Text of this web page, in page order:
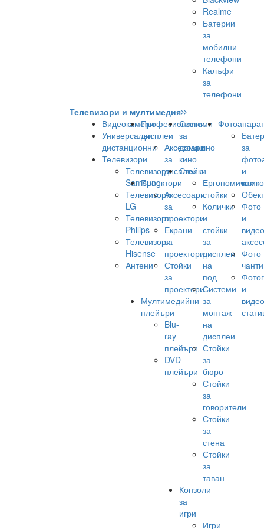
Realme
Батерии
за
мобилни
телефони
Калъфи
за
телефони
Телевизори и мултимедия
Видеокамери
Универсални
дистанционни
Телевизори
Телевизори
Samsung
Телевизори
LG
Телевизори
Philips
Телевизори
Hisense
Антени
Професионални
дисплеи
Аксесоари
за
дисплеи
Проектори
Аксесоари
за
проектори
Екрани
за
проектори
Стойки
за
проектори
Мултимедийни
плейъри
Blu-
ray
плейъри
DVD
плейъри
Системи
за
домашно
кино
Стойки
Ергономични
стойки
Колички
и
стойки
за
дисплеи
на
под
Системи
за
монтаж
на
дисплеи
Стойки
за
бюро
Стойки
за
говорители
Стойки
за
стена
Стойки
за
таван
Конзоли
за
игри
Игри
за
и
Фото
и
видео
Фото
чанти
и
видео